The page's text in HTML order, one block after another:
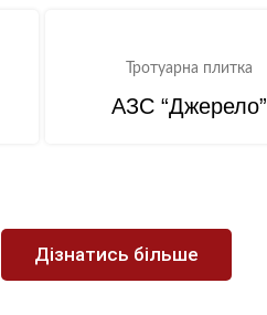
Тротуарна плитка
АЗС “Джерело”
Дізнатись більше